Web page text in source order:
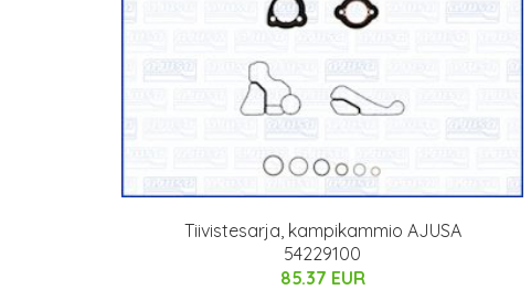
Tiivistesarja, kampikammio AJUSA
54229100
85.37 EUR